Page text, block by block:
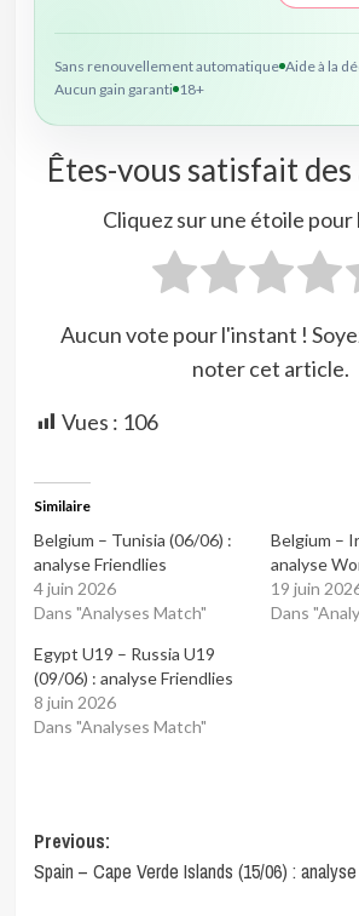
Sans renouvellement automatique Aide à la
Aucun gain garanti 18+
Êtes-vous satisfait des
Cliquez sur une étoile pour
Aucun vote pour l'instant !
noter cet article.
Vues : 106
Similaire
Belgium – Tunisia (06/06) :
analyse Friendlies
4 juin 2026
Dans "Analyses Match"
Belgium –
analyse
19 juin
Dans
Egypt U19 – Russia U19
(09/06) : analyse Friendlies
8 juin 2026
Dans "Analyses Match"
Post
navigation
Previous:
Spain – Cape Verde Islands (15/06) :